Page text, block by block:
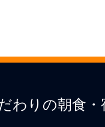
わりの朝食